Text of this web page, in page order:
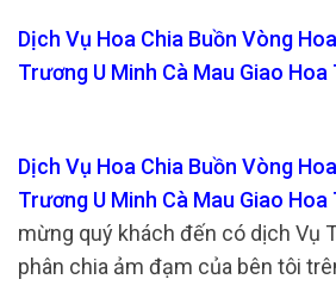
Dịch Vụ Hoa Chia Buồn Vòng
Trương U Minh Cà Mau Giao Hoa
Dịch Vụ Hoa Chia Buồn Vòng
Trương U Minh Cà Mau Giao Hoa
mừng quý khách đến có dịch Vụ
phân chia ảm đạm của bên tôi